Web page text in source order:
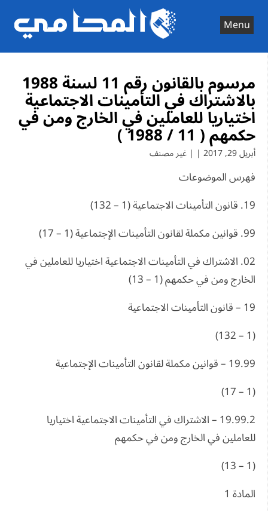
content
Menu
مرسوم بالقانون رقم 11 لسنة 1988
بالاشتراك في التأمينات الاجتماعية
اختياريا للعاملين في الخارج ومن في
حكمهم ( 11 / 1988 )
أبريل 29, 2017 | | غير مصنف
فهرس الموضوعات
19. قانون التأمينات الاجتماعية (1 – 132)
99. قوانين مكملة لقانون التأمينات الإجتماعية (1 – 17)
02. الاشتراك في التأمينات الاجتماعية اختياريا للعاملين في
الخارج ومن في حكمهم (1 – 13)
19 – قانون التأمينات الاجتماعية
(1 – 132)
19.99 – قوانين مكملة لقانون التأمينات الإجتماعية
(1 – 17)
19.99.2 – الاشتراك في التأمينات الاجتماعية اختياريا
للعاملين في الخارج ومن في حكمهم
(1 – 13)
المادة 1